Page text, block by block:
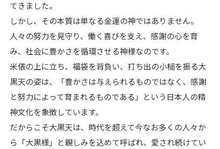
てきました。
しかし、その本質は単なる金運の神ではありません。
人々の努力を見守り、働く喜びを支え、感謝の心を育
み、社会に豊かさを循環させる神様なのです。
米俵の上に立ち、福袋を背負い、打ち出の小槌を振る大
黒天の姿は、「豊かさは与えられるものではなく、感謝
と努力によって育まれるものである」という日本人の精
神文化を象徴しています。
だからこそ大黒天は、時代を超えて今なお多くの人々か
ら「大黒様」と親しみを込めて呼ばれ、愛され続けてい